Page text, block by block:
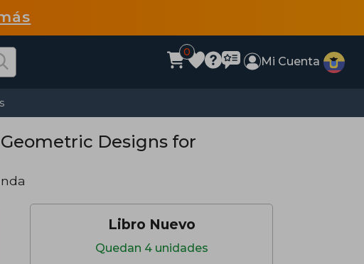
0
Mi Cuenta
Designs for
Libro Nuevo
Quedan 4 unidades